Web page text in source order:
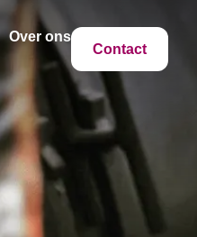
Over ons
Contact